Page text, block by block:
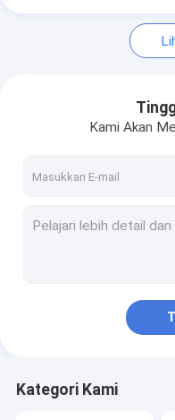
Kami Akan
Kategori Kami